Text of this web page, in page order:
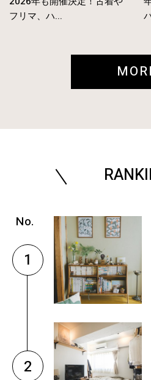
フリマ、ハ...
1
2